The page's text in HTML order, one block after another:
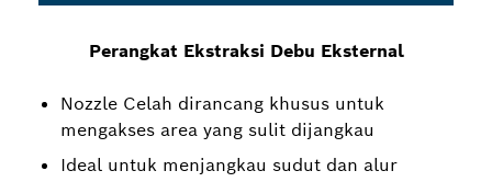
Perangkat Ekstraksi Debu Eksternal
Nozzle Celah dirancang khusus untuk
mengakses area yang sulit dijangkau
Ideal untuk menjangkau sudut dan alur